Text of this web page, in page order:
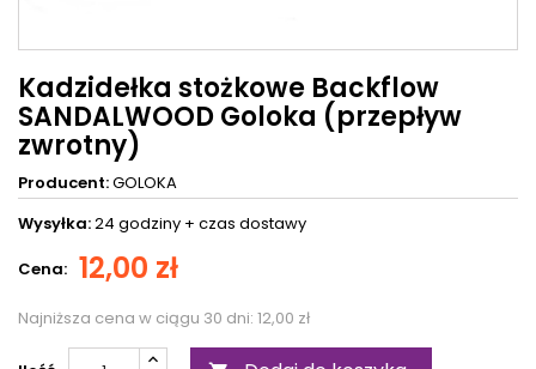
Kadzidełka stożkowe Backflow
SANDALWOOD Goloka (przepływ
zwrotny)
Producent:GOLOKA
Wysyłka:24 godziny + czas dostawy
Cena: 12,00 zł
Najniższa cena w ciągu 30 dni: 12,00 zł